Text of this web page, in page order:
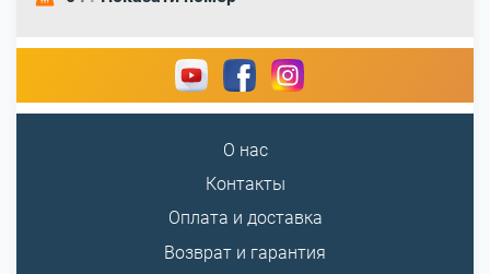
О нас
Контакты
Оплата и доставка
Возврат и гарантия